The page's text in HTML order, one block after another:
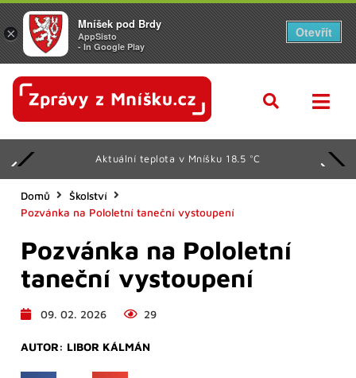
Aktuální teplota v Mníšku 18.5 °C
Domů
Školství
Pozvánka na Pololetní taneční vystoupení
Pozvánka na Pololetní
taneční vystoupení
09. 02. 2026 29
AUTOR: LIBOR KÁLMÁN
×
Mníšek pod Brdy
AppSisto
- In Google Play
Otevřít